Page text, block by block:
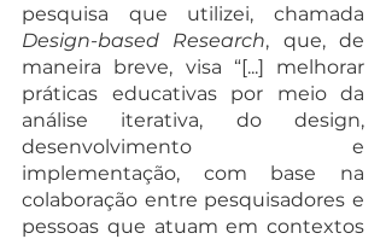
Design-based Research, que, de
maneira breve, visa “[...] melhorar
práticas educativas por meio da
análise iterativa, do design,
desenvolvimento e
implementação, com base na
colaboração entre pesquisadores e
pessoas que atuam em contextos